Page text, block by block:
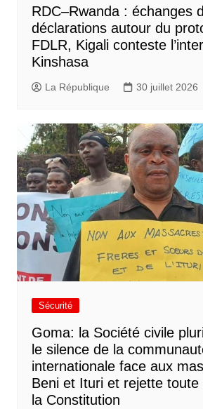
RDC–Rwanda : échanges
déclarations autour du
FDLR, Kigali conteste
Kinshasa
La République 30 juillet 2026
Sécurité
Goma: la Société civile
le silence de la
internationale face aux
Beni et Ituri et rejette toute
la Constitution